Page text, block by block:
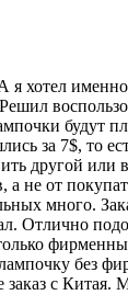
я хотел
будут
за 7$, то
другой или
не от
много.
Отлично
без
с Китая.